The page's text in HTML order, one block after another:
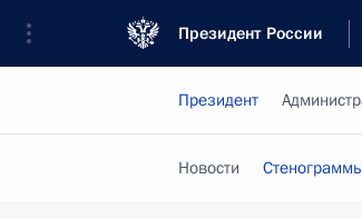
Президент России
Президент
Новости